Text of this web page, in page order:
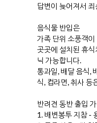
답변이 늦어져서
음식물 반입은
가족 단위 소풍객
곳곳에 설치된 휴
닉 가능합니다.
통과일, 배달 음식,
식, 컵라면, 취사 등
반려견 동반 출입
1. 배변봉투 지참 -